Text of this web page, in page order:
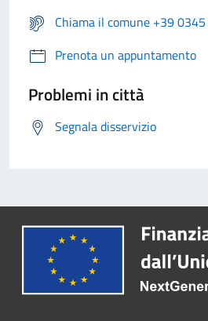
Chiama il comune +39
Prenota un appuntamento
Problemi in città
Segnala disservizio